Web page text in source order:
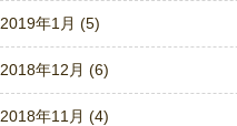
2019年1月 (5)
2018年12月 (6)
2018年11月 (4)